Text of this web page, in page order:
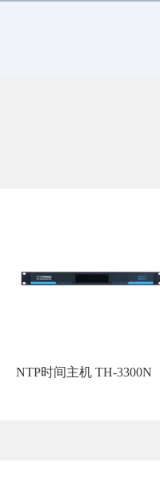
NTP时间主机 TH-3300N